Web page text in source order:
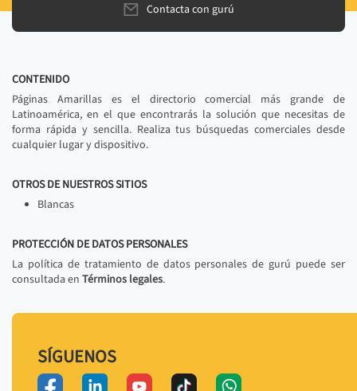
Contacta con gurú
CONTENIDO
Páginas Amarillas es el directorio comercial más grande de
Latinoamérica, en el que encontrarás la solución que necesitas de
forma rápida y sencilla. Realiza tus búsquedas comerciales desde
cualquier lugar y dispositivo.
OTROS DE NUESTROS SITIOS
Blancas
PROTECCIÓN DE DATOS PERSONALES
La política de tratamiento de datos personales de gurú puede ser
consultada en Términos legales.
SÍGUENOS